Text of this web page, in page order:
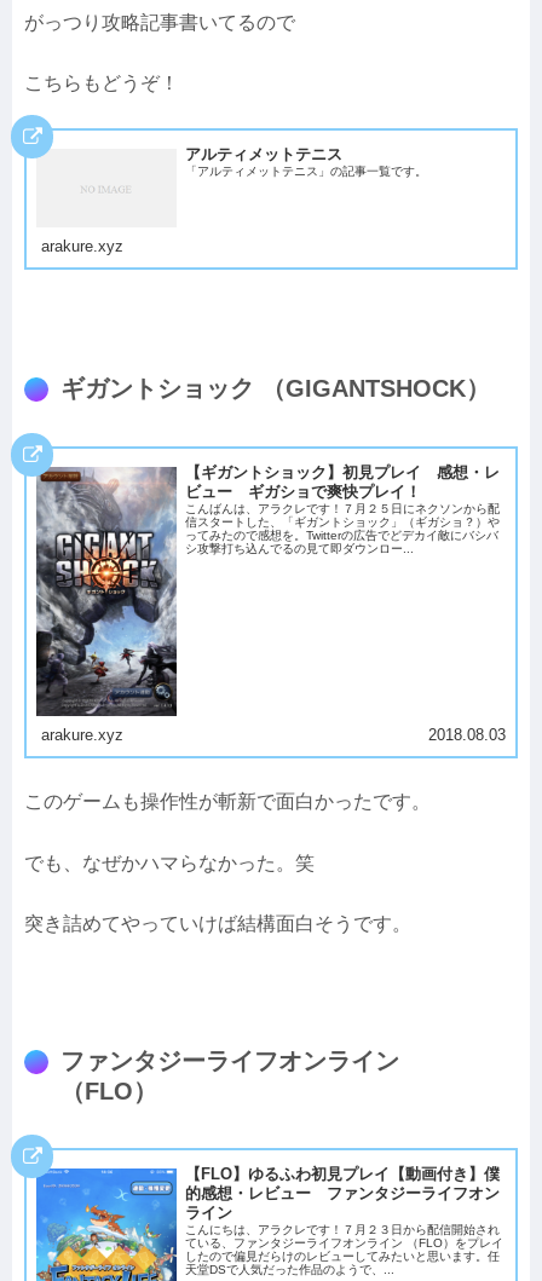
がっつり攻略記事書いてるので
こちらもどうぞ！
アルティメットテニス
「アルティメットテニス」の記事一覧です。
arakure.xyz
ギガントショック （GIGANTSHOCK）
【ギガントショック】初見プレイ 感想・レ
ビュー ギガショで爽快プレイ！
こんばんは、アラクレです！７月２５日にネクソンから配
信スタートした、「ギガントショック」（ギガショ？）や
ってみたので感想を。Twitterの広告でどデカイ敵にバシバ
シ攻撃打ち込んでるの見て即ダウンロー...
arakure.xyz 2018.08.03
このゲームも操作性が斬新で面白かったです。
でも、なぜかハマらなかった。笑
突き詰めてやっていけば結構面白そうです。
ファンタジーライフオンライン
（FLO）
【FLO】ゆるふわ初見プレイ【動画付き】僕
的感想・レビュー ファンタジーライフオン
ライン
こんにちは、アラクレです！７月２３日から配信開始され
ている、ファンタジーライフオンライン （FLO）をプレイ
したので偏見だらけのレビューしてみたいと思います。任
天堂DSで人気だった作品のようで、...